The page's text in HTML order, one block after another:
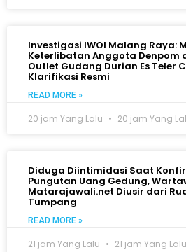
Investigasi IWOI Malang Raya:
Keterlibatan Anggota Denpom
Outlet Gudang Durian Es Teler
Klarifikasi Resmi
READ MORE »
20 jam Yang Lalu 20 jam Yang
Diduga Diintimidasi Saat
Pungutan Uang Gedung,
Matarajawali.net Diusir dari
Tumpang
READ MORE »
21 jam Yang Lalu 21 jam Yang Lalu